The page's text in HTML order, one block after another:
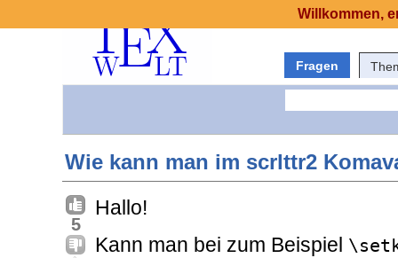
Fragen
Wie kann man im scrlttr2
5
Hallo!
Kann man bei zum Beispiel
Willkommen,